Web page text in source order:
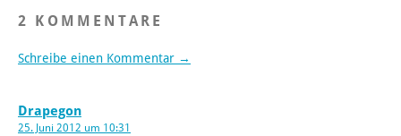
2 KOMMENTARE
Schreibe einen Kommentar →
Drapegon
25. Juni 2012 um 10:31